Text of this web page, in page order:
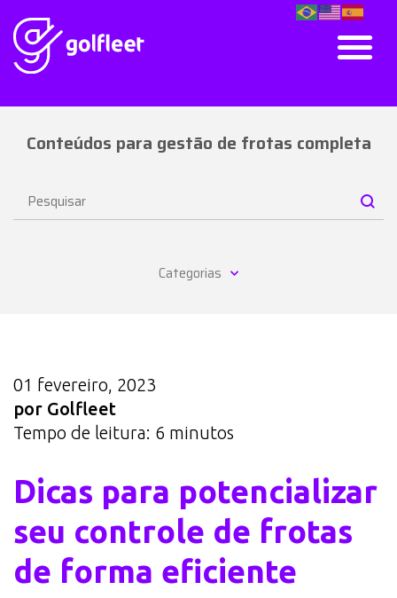
Conteúdos para gestão de frotas completa
Categorias
01 fevereiro, 2023
por Golfleet
Tempo de leitura: 6 minutos
Dicas para potencializar
seu controle de frotas
de forma eficiente